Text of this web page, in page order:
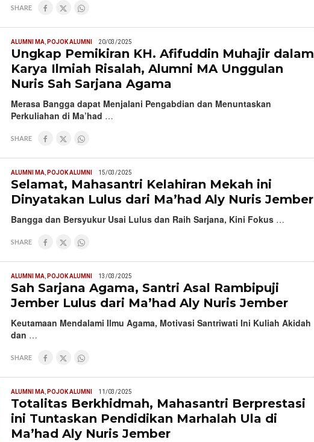
SHARE
ALUMNI MA, POJOK ALUMNI 20/03/2025
Ungkap Pemikiran KH. Afifuddin Muhajir dalam
Karya Ilmiah Risalah, Alumni MA Unggulan
Nuris Sah Sarjana Agama
Merasa Bangga dapat Menjalani Pengabdian dan Menuntaskan
Perkuliahan di Ma’had …
SHARE
ALUMNI MA, POJOK ALUMNI 15/03/2025
Selamat, Mahasantri Kelahiran Mekah ini
Dinyatakan Lulus dari Ma’had Aly Nuris Jember
Bangga dan Bersyukur Usai Lulus dan Raih Sarjana, Kini Fokus …
SHARE
ALUMNI MA, POJOK ALUMNI 13/03/2025
Sah Sarjana Agama, Santri Asal Rambipuji
Jember Lulus dari Ma’had Aly Nuris Jember
Keutamaan Mendalami Ilmu Agama, Motivasi Santriwati Ini Kuliah Akidah
dan …
SHARE
ALUMNI MA, POJOK ALUMNI 11/03/2025
Totalitas Berkhidmah, Mahasantri Berprestasi
ini Tuntaskan Pendidikan Marhalah Ula di
Ma’had Aly Nuris Jember